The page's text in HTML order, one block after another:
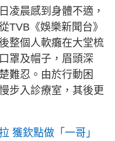
凌晨感到身體不適，
TVB《娛樂新聞台》
整個人軟癱在大堂梳
罩及帽子，眉頭深
難忍。由於行動困
步入診療室，其後更
獲欽點做「一哥」